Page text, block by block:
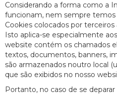
Considerando a forma como a
funcionam, nem sempre
Cookies colocados por
Isto aplica-se especialmente
website contém os chamados
textos, documentos, banners,
são armazenados noutro local
que são exibidos no nosso
Portanto, no caso de se